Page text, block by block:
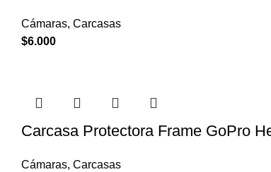
Cámaras, Carcasas
$6.000
Carcasa Protectora Frame GoPro
Cámaras, Carcasas